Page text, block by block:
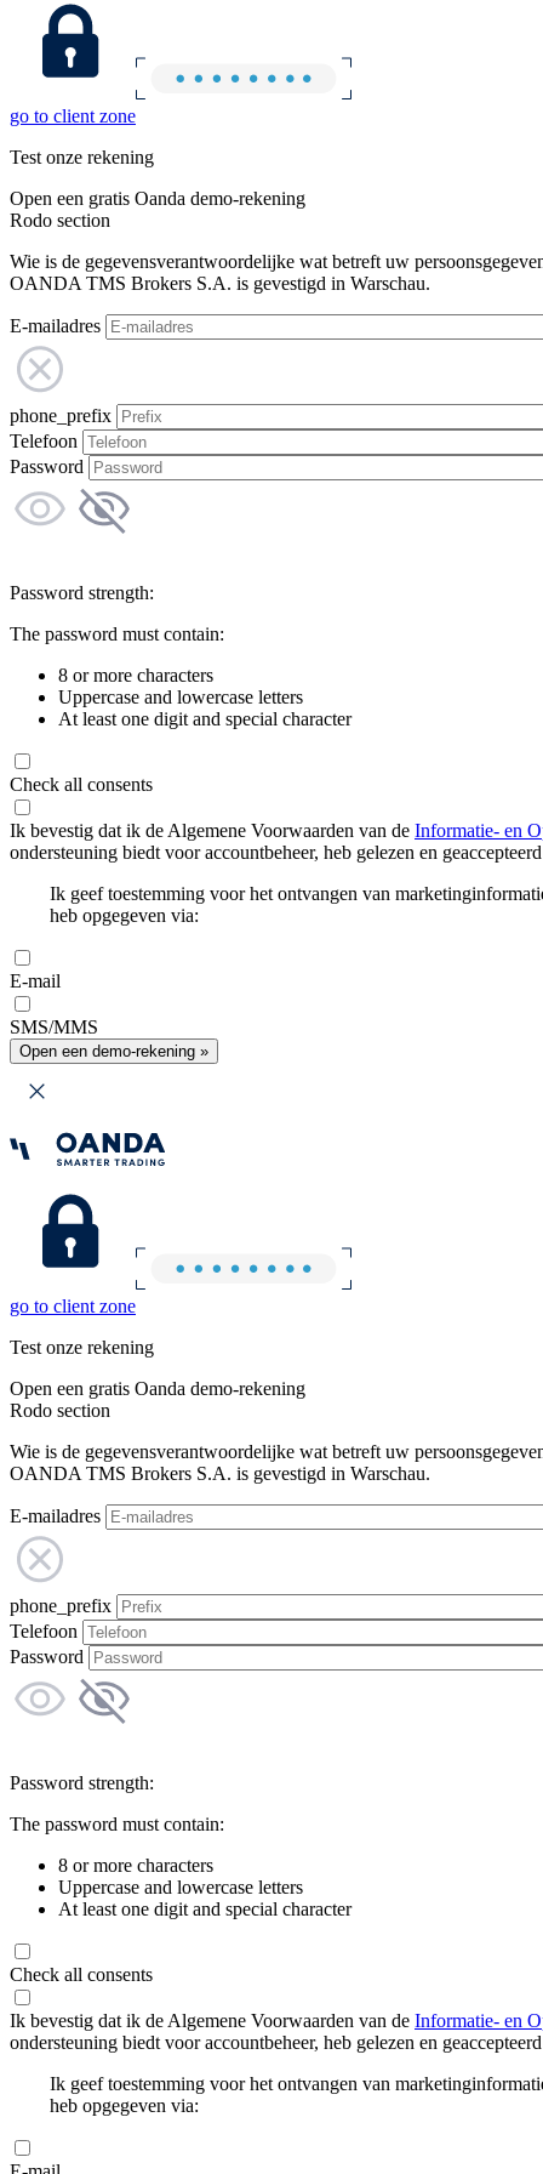
go to client zone
Test onze rekening
Open een gratis Oanda demo-rekening
Rodo section
Wie is de gegevensverantwoordelijke wat betreft uw
OANDA TMS Brokers S.A. is gevestigd in Warschau.
E-mailadres
phone_prefix
Telefoon
Password
Password strength:
The password must contain:
8 or more characters
Uppercase and lowercase letters
At least one digit and special character
Check all consents
Ik bevestig dat ik de Algemene Voorwaarden van de Informatie- en
ondersteuning biedt voor accountbeheer, heb gelezen en
Ik geef toestemming voor het ontvangen van
heb opgegeven via:
E-mail
SMS/MMS
Open een demo-rekening »
go to client zone
Test onze rekening
Open een gratis Oanda demo-rekening
Rodo section
Wie is de gegevensverantwoordelijke wat betreft uw
OANDA TMS Brokers S.A. is gevestigd in Warschau.
E-mailadres
phone_prefix
Telefoon
Password
Password strength:
The password must contain:
8 or more characters
Uppercase and lowercase letters
At least one digit and special character
Check all consents
Ik bevestig dat ik de Algemene Voorwaarden van de Informatie- en
ondersteuning biedt voor accountbeheer, heb gelezen en
Ik geef toestemming voor het ontvangen van
heb opgegeven via: